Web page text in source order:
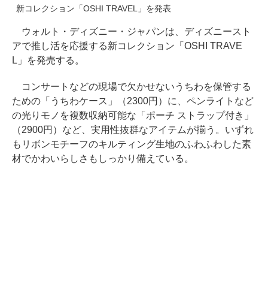
新コレクション「OSHI TRAVEL」を発表
ウォルト・ディズニー・ジャパンは、ディズニースト
アで推し活を応援する新コレクション「OSHI TRAVE
L」を発売する。
コンサートなどの現場で欠かせないうちわを保管する
ための「うちわケース」（2300円）に、ペンライトなど
の光りモノを複数収納可能な「ポーチ ストラップ付き」
（2900円）など、実用性抜群なアイテムが揃う。いずれ
もリボンモチーフのキルティング生地のふわふわした素
材でかわいらしさもしっかり備えている。